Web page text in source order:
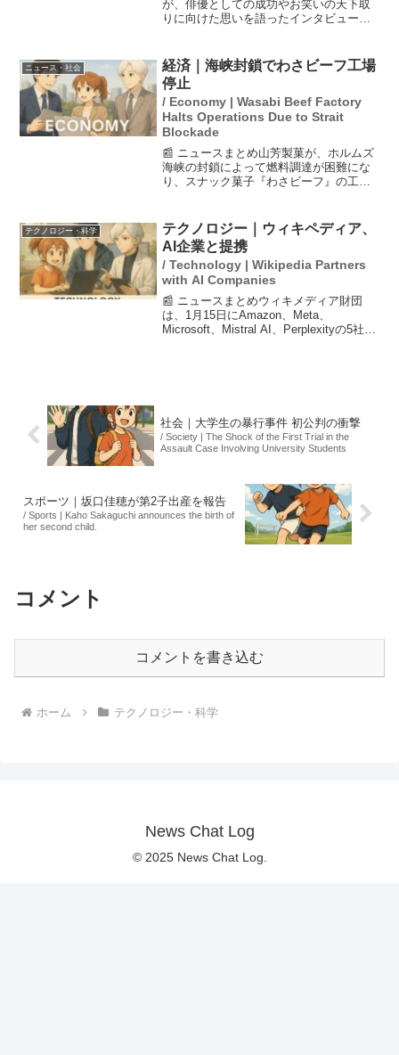
が、俳優としての成功やお笑いの天下取
りに向けた思いを語ったインタビューが
グ（男性編）』で1位を獲得したせいや
は、ドラマ『10...
ニュース・社会
経済｜海峡封鎖でわさビーフ工場
停止
/ Economy | Wasabi Beef Factory
Halts Operations Due to Strait
Blockade
📰 ニュースまとめ山芳製菓が、ホルムズ
海峡の封鎖によって燃料調達が困難にな
り、スナック菓子『わさビーフ』の工場
ョップにも及び、消費者にとっては大き
な影響をもたらす可能性...
テクノロジー・科学
テクノロジー｜ウィキペディア、
AI企業と提携
/ Technology | Wikipedia Partners
with AI Companies
📰 ニュースまとめウィキメディア財団
は、1月15日にAmazon、Meta、
Microsoft、Mistral AI、Perplexityの5社と
社会｜大学生の暴行事件 初公判の衝撃
/ Society | The Shock of the First Trial in the
Assault Case Involving University Students
スポーツ｜坂口佳穂が第2子出産を報告
/ Sports | Kaho Sakaguchi announces the birth of
her second child.
コメント
コメントを書き込む
ホーム テクノロジー・科学
News Chat Log
© 2025 News Chat Log.